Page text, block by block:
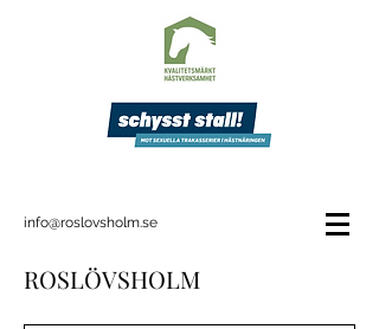
info@roslovsholm.se
ROSLÖVSHOLM